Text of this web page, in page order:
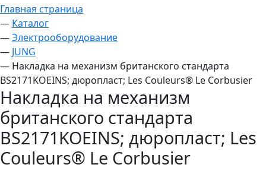
Главная страница
— Каталог
—Электрооборудование
— JUNG
— Накладка на механизм британского стандарта
BS2171KOEINS; дюропласт; Les Couleurs® Le Corbusier
Накладка на механизм
британского стандарта
BS2171KOEINS; дюропласт; Les
Couleurs® Le Corbusier